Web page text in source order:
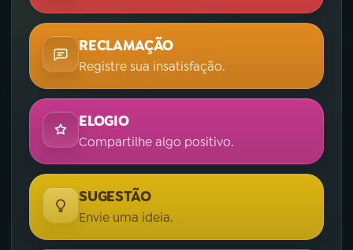
RECLAMAÇÃO
Registre sua insatisfação.
ELOGIO
Compartilhe algo positivo.
SUGESTÃO
Envie uma ideia.